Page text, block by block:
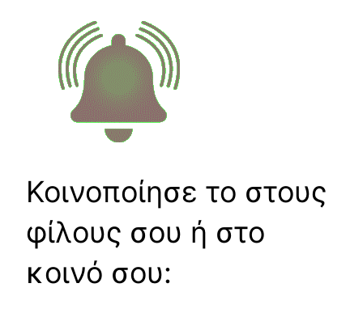
Κοινοποίησε το στους
φίλους σου ή στο
κοινό σου: